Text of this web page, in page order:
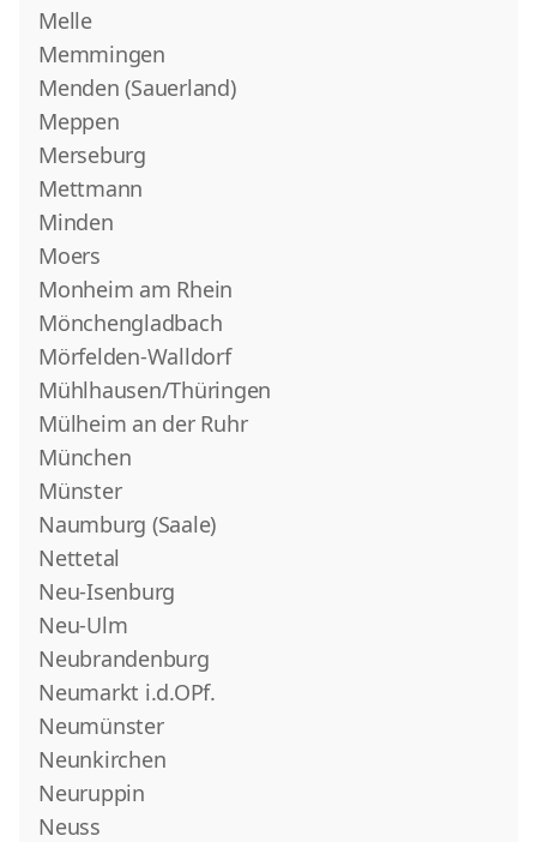
Melle
Memmingen
Menden (Sauerland)
Meppen
Merseburg
Mettmann
Minden
Moers
Monheim am Rhein
Mönchengladbach
Mörfelden-Walldorf
Mühlhausen/Thüringen
Mülheim an der Ruhr
München
Münster
Naumburg (Saale)
Nettetal
Neu-Isenburg
Neu-Ulm
Neubrandenburg
Neumarkt i.d.OPf.
Neumünster
Neunkirchen
Neuruppin
Neuss